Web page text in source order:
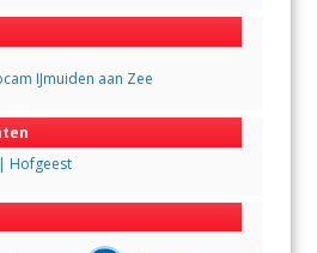
IJmuiden aan Zee
Hofgeest